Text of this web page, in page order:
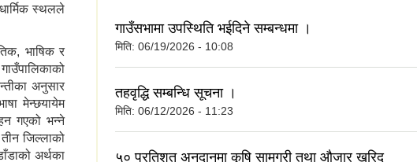
स्थलले
भाषिक र
अनुसार
मेन्छयायेम
गएको भन्ने
जिल्लाको
अर्थका
गाउँसभामा उपस्थिति भईदिने सम्बन्धमा ।
मिति: 06/19/2026 - 10:08
तहवृद्धि सम्बन्धि सूचना ।
मिति: 06/12/2026 - 11:23
५० प्रतिशत अनुदानमा कृषि सामग्री तथा औजार खरिद